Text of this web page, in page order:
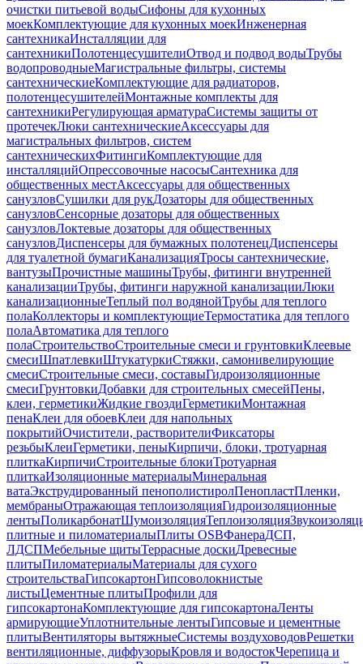
очистки питьевой водыСифоны для кухонных
моекКомплектующие для кухонных моекИнженерная
сантехникаИнсталляции для
сантехникиПолотенцесушителиОтвод и подвод водыТрубы
водопроводныеМагистральные фильтры, системы
сантехническиеКомплектующие для радиаторов,
полотенцесушителейМонтажные комплекты для
сантехникиРегулирующая арматураСистемы защиты от
протечекЛюки сантехническиеАксессуары для
магистральных фильтров, систем
сантехническихФитингиКомплектующие для
инсталляцийОпрессовочные насосыСантехника для
общественных местАксессуары для общественных
санузловСушилки для рукДозаторы для общественных
санузловСенсорные дозаторы для общественных
санузловЛоктевые дозаторы для общественных
санузловДиспенсеры для бумажных полотенецДиспенсеры
для туалетной бумагиКанализацияТросы сантехнические,
вантузыПрочистные машиныТрубы, фитинги внутренней
канализацииТрубы, фитинги наружной канализацииЛюки
канализационныеТеплый пол водянойТрубы для теплого
полаКоллекторы и комплектующиеТермостатика для теплого
полаАвтоматика для теплого
полаСтроительствоСтроительные смеси и грунтовкиКлеевые
смесиШпатлевкиШтукатуркиСтяжки, самонивелирующие
смесиСтроительные смеси, составыГидроизоляционные
смесиГрунтовкиДобавки для строительных смесейПены,
клеи, герметикиЖидкие гвоздиГерметикиМонтажная
пенаКлеи для обоевКлеи для напольных
покрытийОчистители, растворителиФиксаторы
резьбыКлеиГерметики, пеныКирпичи, блоки, тротуарная
плиткаКирпичиСтроительные блокиТротуарная
плиткаИзоляционные материалыМинеральная
ватаЭкструдированный пенополистиролПенопластПленки,
мембраныОтражающая теплоизоляцияГидроизоляционные
лентыПоликарбонатШумоизоляцияТеплоизоляция
плитные и пиломатериалыПлиты OSBФанераДСП,
ЛДСПМебельные щитыТеррасные доскиДревесные
плитыПиломатериалыМатериалы для сухого
строительстваГипсокартонГипсоволокнистые
листыЦементные плитыПрофили для
гипсокартонаКомплектующие для гипсокартонаЛенты
армирующиеУплотнительные лентыГипсовые и цементные
плитыВентиляторы вытяжныеСистемы воздуховодовРешетки
вентиляционные, диффузорыКровля и водостокЧерепица и